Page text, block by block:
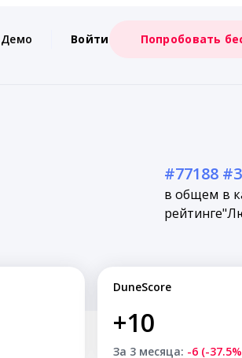
Демо Войти Попробовать
#77188
в общем
рейтинге
в
DuneScore
+10
За 3 месяца: -6 (-